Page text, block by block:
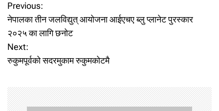
P
o
s
n
Previous:
नेपालका तीन जलविद्युत् आयोजना आईएचए ब्लु प्लानेट पुरस्कार
२०२५ का लागि छनोट
Next:
रुकुमपूर्वको सदरमुकाम रुकुमकोटमै